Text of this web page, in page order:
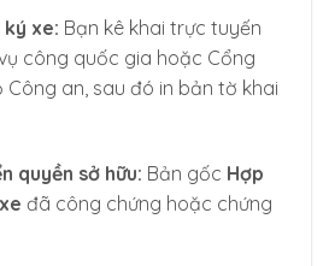
xe: Bạn kê khai trực tuyến
công quốc gia hoặc Cổng
Công an, sau đó in bản tờ khai
quyền sở hữu: Bản gốc Hợp
đã công chứng hoặc chứng